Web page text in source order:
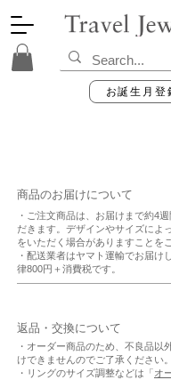
お誕生月登
商品のお届けについて
・ご注文商品は、お届けまで約4
だきます。デザインやサイズによ
をいただく場合がありますことを
・配送業者はヤマト運輸でお届け
律800円＋消費税です。
返品・交換について
・オーダー商品のため、不良品以
けできませんのでご了承ください。
​・リングのサイズ調整などは「オ